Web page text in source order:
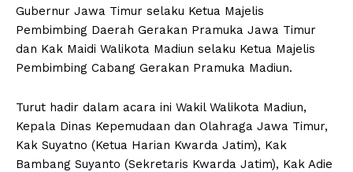
Gubernur Jawa Timur selaku Ketua Majelis
Pembimbing Daerah Gerakan Pramuka Jawa Timur
dan Kak Maidi Walikota Madiun selaku Ketua Majelis
Pembimbing Cabang Gerakan Pramuka Madiun.
Turut hadir dalam acara ini Wakil Walikota Madiun,
Kepala Dinas Kepemudaan dan Olahraga Jawa Timur,
Kak Suyatno (Ketua Harian Kwarda Jatim), Kak
Bambang Suyanto (Sekretaris Kwarda Jatim), Kak Adie